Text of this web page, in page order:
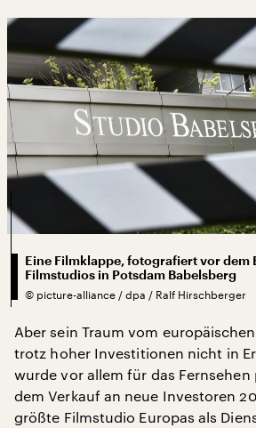
Eine Filmklappe, fotografiert vor dem
Filmstudios in Potsdam Babelsberg
© picture-alliance / dpa / Ralf Hirschberger
Aber sein Traum vom
trotz hoher Investitionen nicht in
wurde vor allem für das
dem Verkauf an neue Investoren
größte Filmstudio Europas als